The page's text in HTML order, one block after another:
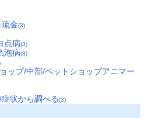
金(3)
点病(3)
泡病(3)
ップ/中部/ペットショップアニマー
状から調べる(3)